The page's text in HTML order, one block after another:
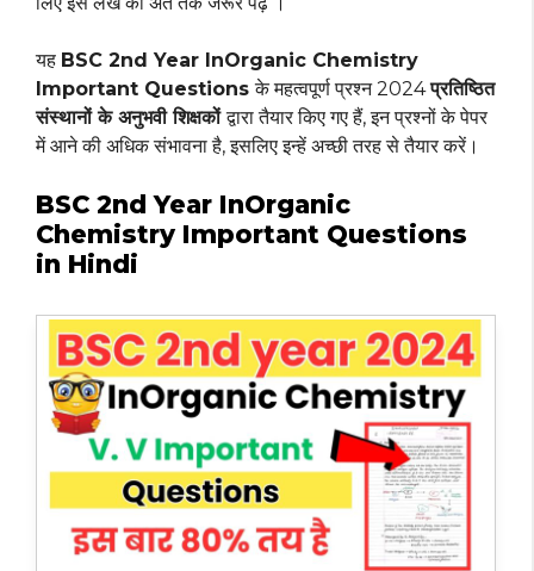
यह BSC 2nd Year InOrganic Chemistry
Important Questionsके महत्वपूर्ण प्रश्न 2024प्रतिष्ठित
संस्थानों के अनुभवी शिक्षकोंद्वारा तैयार किए गए हैं, इन प्रश्नों के पेपर
में आने की अधिक संभावना है, इसलिए इन्हें अच्छी तरह से तैयार करें।
BSC 2nd Year InOrganic
Chemistry Important Questions
in Hindi